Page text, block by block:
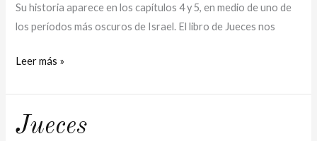
Su historia aparece en los capítulos 4 y 5, en medio de uno de
los períodos más oscuros de Israel. El libro de Jueces nos
Leer más »
Jueces
Jueces